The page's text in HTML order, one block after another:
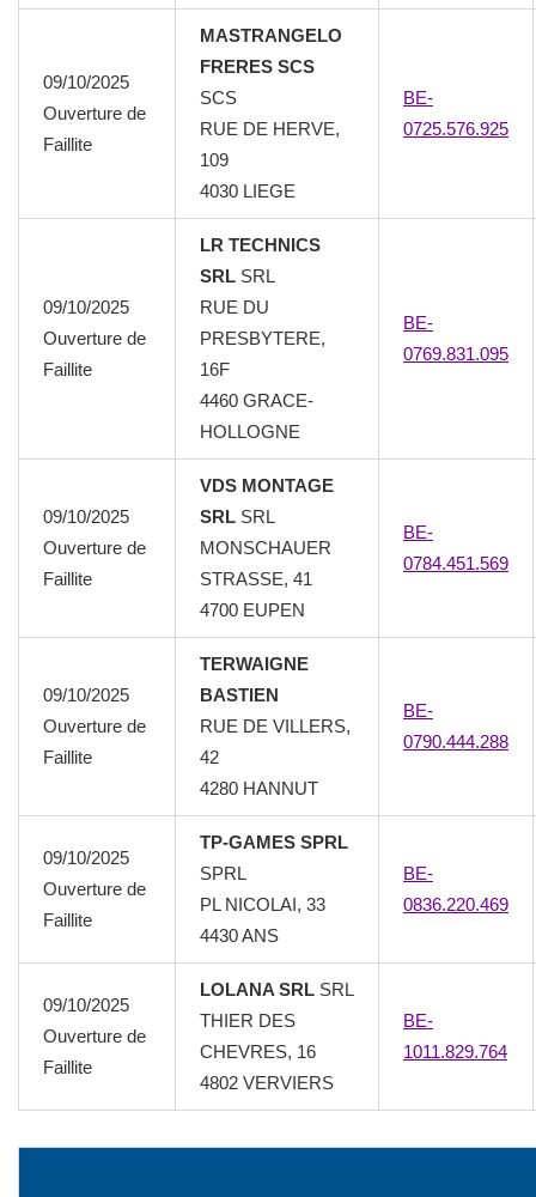
09/10/2025
Ouverture de
Faillite
MASTRANGELO
FRERES SCS
SCS
RUE DE HERVE,
109
4030 LIEGE
BE-
0725.576.925
09/10/2025
Ouverture de
Faillite
LR TECHNICS
SRL SRL
RUE DU
PRESBYTERE,
16F
4460 GRACE-
HOLLOGNE
BE-
0769.831.095
09/10/2025
Ouverture de
Faillite
VDS MONTAGE
SRL SRL
MONSCHAUER
STRASSE, 41
4700 EUPEN
BE-
0784.451.569
09/10/2025
Ouverture de
Faillite
TERWAIGNE
BASTIEN
RUE DE VILLERS,
42
4280 HANNUT
BE-
0790.444.288
09/10/2025
Ouverture de
Faillite
TP-GAMES SPRL
SPRL
PL NICOLAI, 33
4430 ANS
BE-
0836.220.469
09/10/2025
Ouverture de
Faillite
LOLANA SRL SRL
THIER DES
CHEVRES, 16
4802 VERVIERS
BE-
1011.829.764